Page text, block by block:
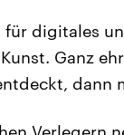
für digitales
Ganz
dann